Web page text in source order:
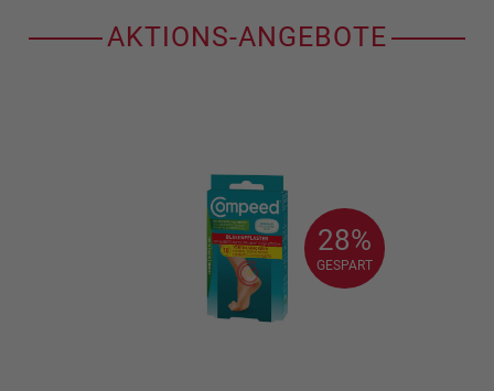
AKTIONS-ANGEBOTE
28%
GESPART
28%
GESPART